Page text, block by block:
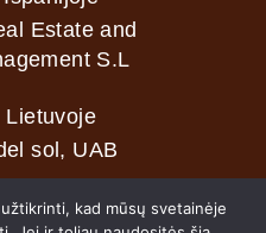
Estate and
S.L
Lietuvoje
sol, UAB
kad mūsų svetainėje